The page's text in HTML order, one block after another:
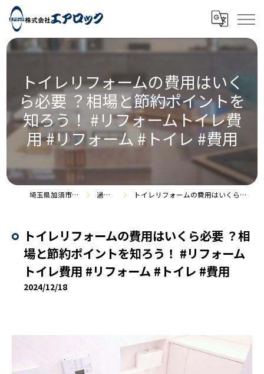
トイレリフォームの費用はいく
ら必要 ？相場と節約ポイントを
知ろう！ #リフォームトイレ費
用 #リフォーム #トイレ #費用
埼玉県加須市のリフォームなら株式会社エアロック 過去のお役立ち情報 トイレリフォームの費用はいくら必要 ？相場と節約ポイントを知ろう！ #リフォームトイレ費用 #リフォーム #トイレ #費用
トイレリフォームの費用はいくら必要 ？相
場と節約ポイントを知ろう！ #リフォーム
トイレ費用 #リフォーム #トイレ #費用
2024/12/18